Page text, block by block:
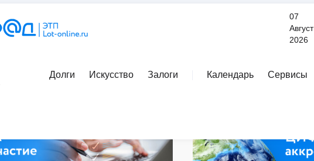
07
Август
2026
Долги Искусство Залоги Календарь Сервисы